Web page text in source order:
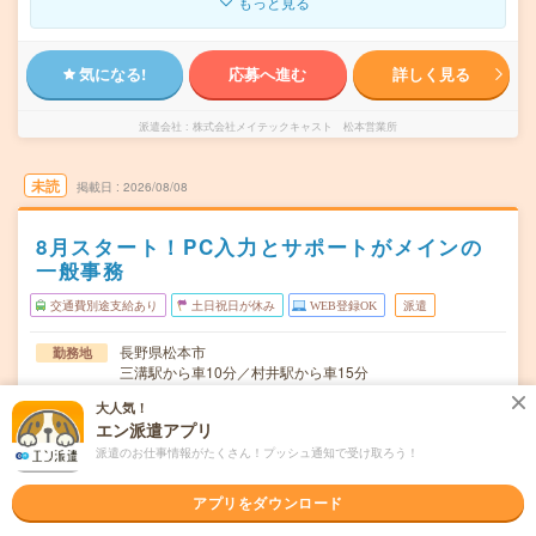
気になる! 応募へ進む 詳しく見る
派遣会社 株式会社メイテックキャスト 松本営業所
未読 掲載日 2026/08/08
8月スタート！PC入力とサポートがメインの
一般事務
交通費別途支給あり 土日祝日が休み WEB登録OK 派遣
勤務地
長野県松本市
三溝駅から車10分／村井駅から車15分
曜日頻度 月～金曜日
時間 ■8:30～17:10（実働7時間45分） ■残業月20ｈ程度
期間 ＊開始日相談可能
1250円～
大人気！
エン派遣アプリ
派遣のお仕事情報がたくさん！プッシュ通知で受け取ろう！
アプリをダウンロード